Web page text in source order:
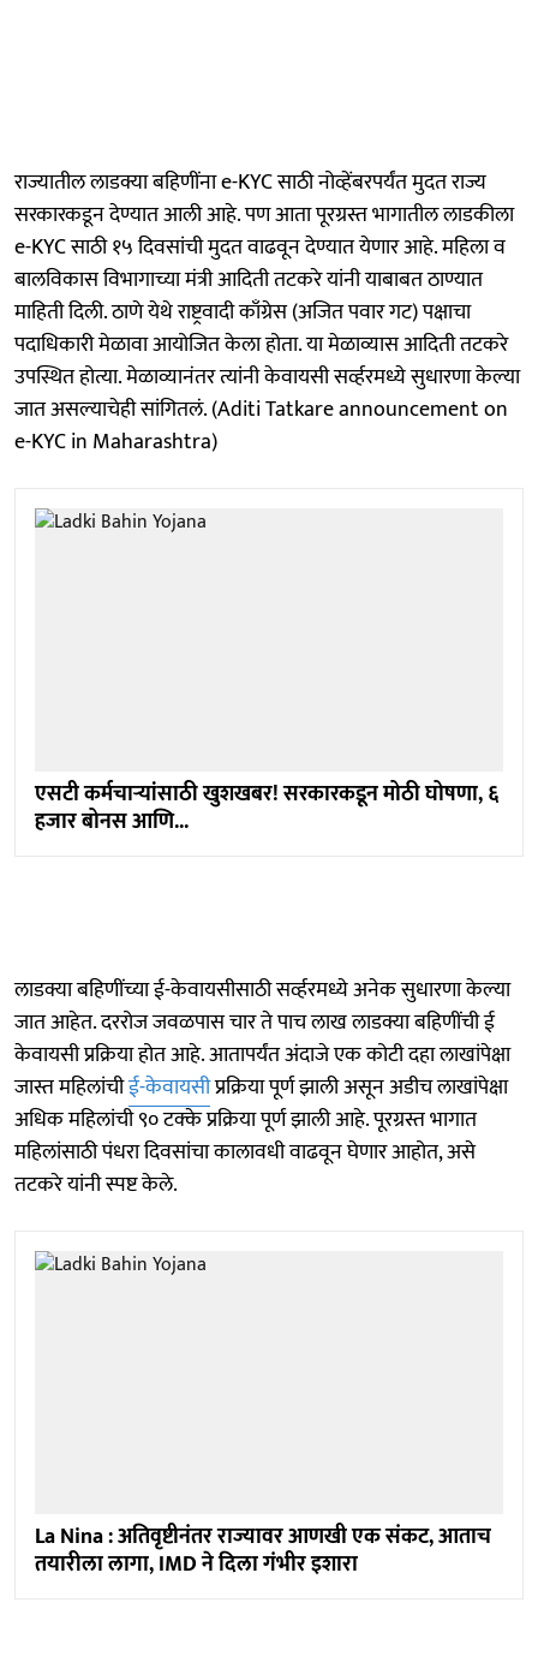
राज्यातील लाडक्या बहि‍णींना e-KYC साठी नोव्हेंबरपर्यंत मुदत राज्य
सरकारकडून देण्यात आली आहे. पण आता पूरग्रस्त भागातील लाडकीला
e-KYC साठी १५ दिवसांची मुदत वाढवून देण्यात येणार आहे. महिला व
बालविकास विभागाच्या मंत्री आदिती तटकरे यांनी याबाबत ठाण्यात
माहिती दिली. ठाणे येथे राष्ट्रवादी काँग्रेस (अजित पवार गट) पक्षाचा
पदाधिकारी मेळावा आयोजित केला होता. या मेळाव्यास आदिती तटकरे
उपस्थित होत्या. मेळाव्यानंतर त्यांनी केवायसी सर्व्हरमध्ये सुधारणा केल्या
जात असल्याचेही सांगितलं. (Aditi Tatkare announcement on
e-KYC in Maharashtra)
एसटी कर्मचार्‍यांसाठी खुशखबर! सरकारकडून मोठी घोषणा, ६
हजार बोनस आणि...
लाडक्या बहिणींच्या ई-केवायसीसाठी सर्व्हरमध्ये अनेक सुधारणा केल्या
जात आहेत. दररोज जवळपास चार ते पाच लाख लाडक्या बहिणींची ई
केवायसी प्रक्रिया होत आहे. आतापर्यंत अंदाजे एक कोटी दहा लाखांपेक्षा
जास्त महिलांचीई-केवायसीप्रक्रिया पूर्ण झाली असून अडीच लाखांपेक्षा
अधिक महिलांची ९० टक्के प्रक्रिया पूर्ण झाली आहे. पूरग्रस्त भागात
महिलांसाठी पंधरा दिवसांचा कालावधी वाढवून घेणार आहोत, असे
तटकरे यांनी स्पष्ट केले.
La Nina : अतिवृष्टीनंतर राज्यावर आणखी एक संकट, आताच
तयारीला लागा, IMD ने दिला गंभीर इशारा